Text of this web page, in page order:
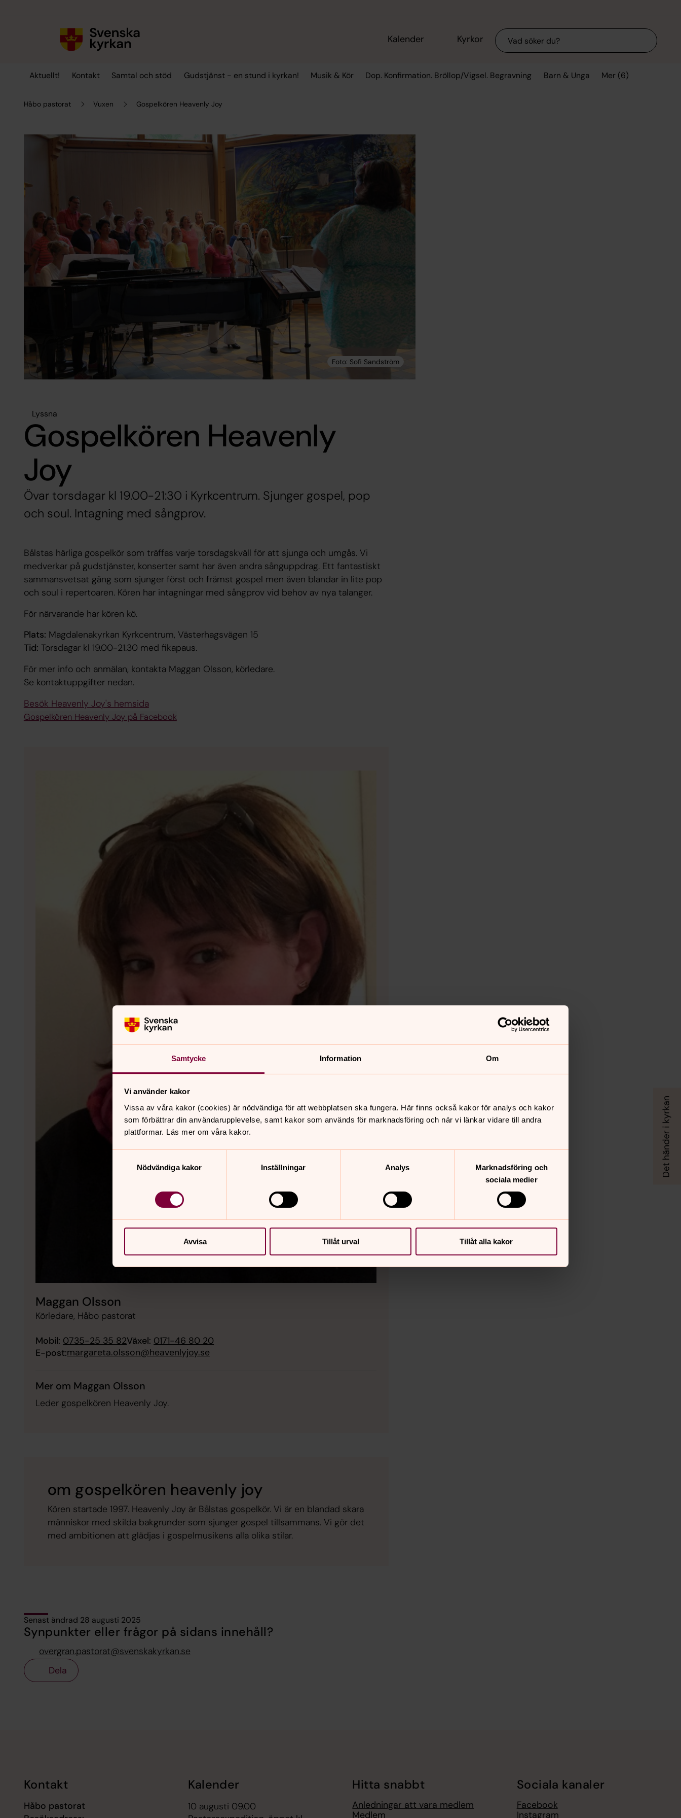
Samtycke Information Om
Vi använder kakor
Vissa av våra kakor (cookies) är nödvändiga för att webbplatsen ska fungera. Här finns också kakor för analys och kakor
som förbättrar din användarupplevelse, samt kakor som används för marknadsföring och när vi länkar vidare till andra
plattformar. Läs mer om våra kakor.
Nödvändiga kakor
Inställningar Analys
Marknadsföring och
sociala medier
Avvisa Tillåt urval Tillåt alla kakor
Kalender Kyrkor Sök
Aktuellt! Kontakt Samtal och stöd Gudstjänst - en stund i kyrkan! Musik & Kör Dop. Konfirmation. Bröllop/Vigsel. Begravning Barn & Unga Mer (6)
Håbo pastorat Vuxen Gospelkören Heavenly Joy
Lyssna
Gospelkören Heavenly
Joy
Övar torsdagar kl 19.00-21:30 i Kyrkcentrum. Sjunger gospel, pop
och soul. Intagning med sångprov.
Bålstas härliga gospelkör som träffas varje torsdagskväll för att sjunga och umgås. Vi
medverkar på gudstjänster, konserter samt har även andra sånguppdrag. Ett fantastiskt
sammansvetsat gäng som sjunger först och främst gospel men även blandar in lite pop
och soul i repertoaren. Kören har intagningar med sångprov vid behov av nya talanger.
För närvarande har kören kö.
Plats: Magdalenakyrkan Kyrkcentrum, Västerhagsvägen 15
Tid: Torsdagar kl 19.00-21.30 med fikapaus.
För mer info och anmälan, kontakta Maggan Olsson, körledare.
Se kontaktuppgifter nedan.
Besök Heavenly Joy's hemsida
Gospelkören Heavenly Joy på Facebook
Maggan Olsson
Körledare, Håbo pastorat
Mobil: 0735-25 35 82Växel: 0171-46 80 20
E-post:margareta.olsson@heavenlyjoy.se
Mer om Maggan Olsson
Leder gospelkören Heavenly Joy.
om gospelkören heavenly joy
Kören startade 1997. Heavenly Joy är Bålstas gospelkör. Vi är en blandad skara
människor med skilda bakgrunder som sjunger gospel tillsammans. Vi gör det
med ambitionen att glädjas i gospelmusikens alla olika stilar.
Senast ändrad 28 augusti 2025
Synpunkter eller frågor på sidans innehåll?
overgran.pastorat@svenskakyrkan.se
Dela
Kontakt
Håbo pastorat
Kalender
10 augusti 09.00
Hitta snabbt
Anledningar att vara medlem
Medlem
Sociala kanaler
Facebook
Instagram